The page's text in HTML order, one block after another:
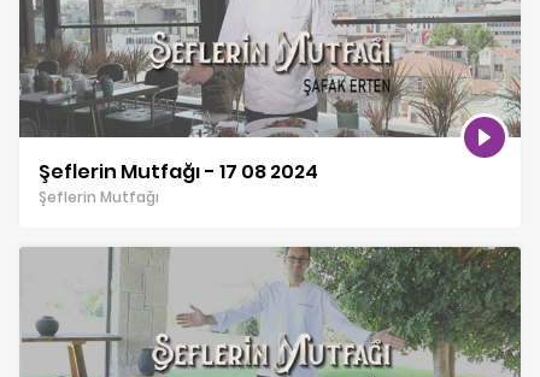
Şeflerin Mutfağı - 17 08 2024
Şeflerin Mutfağı